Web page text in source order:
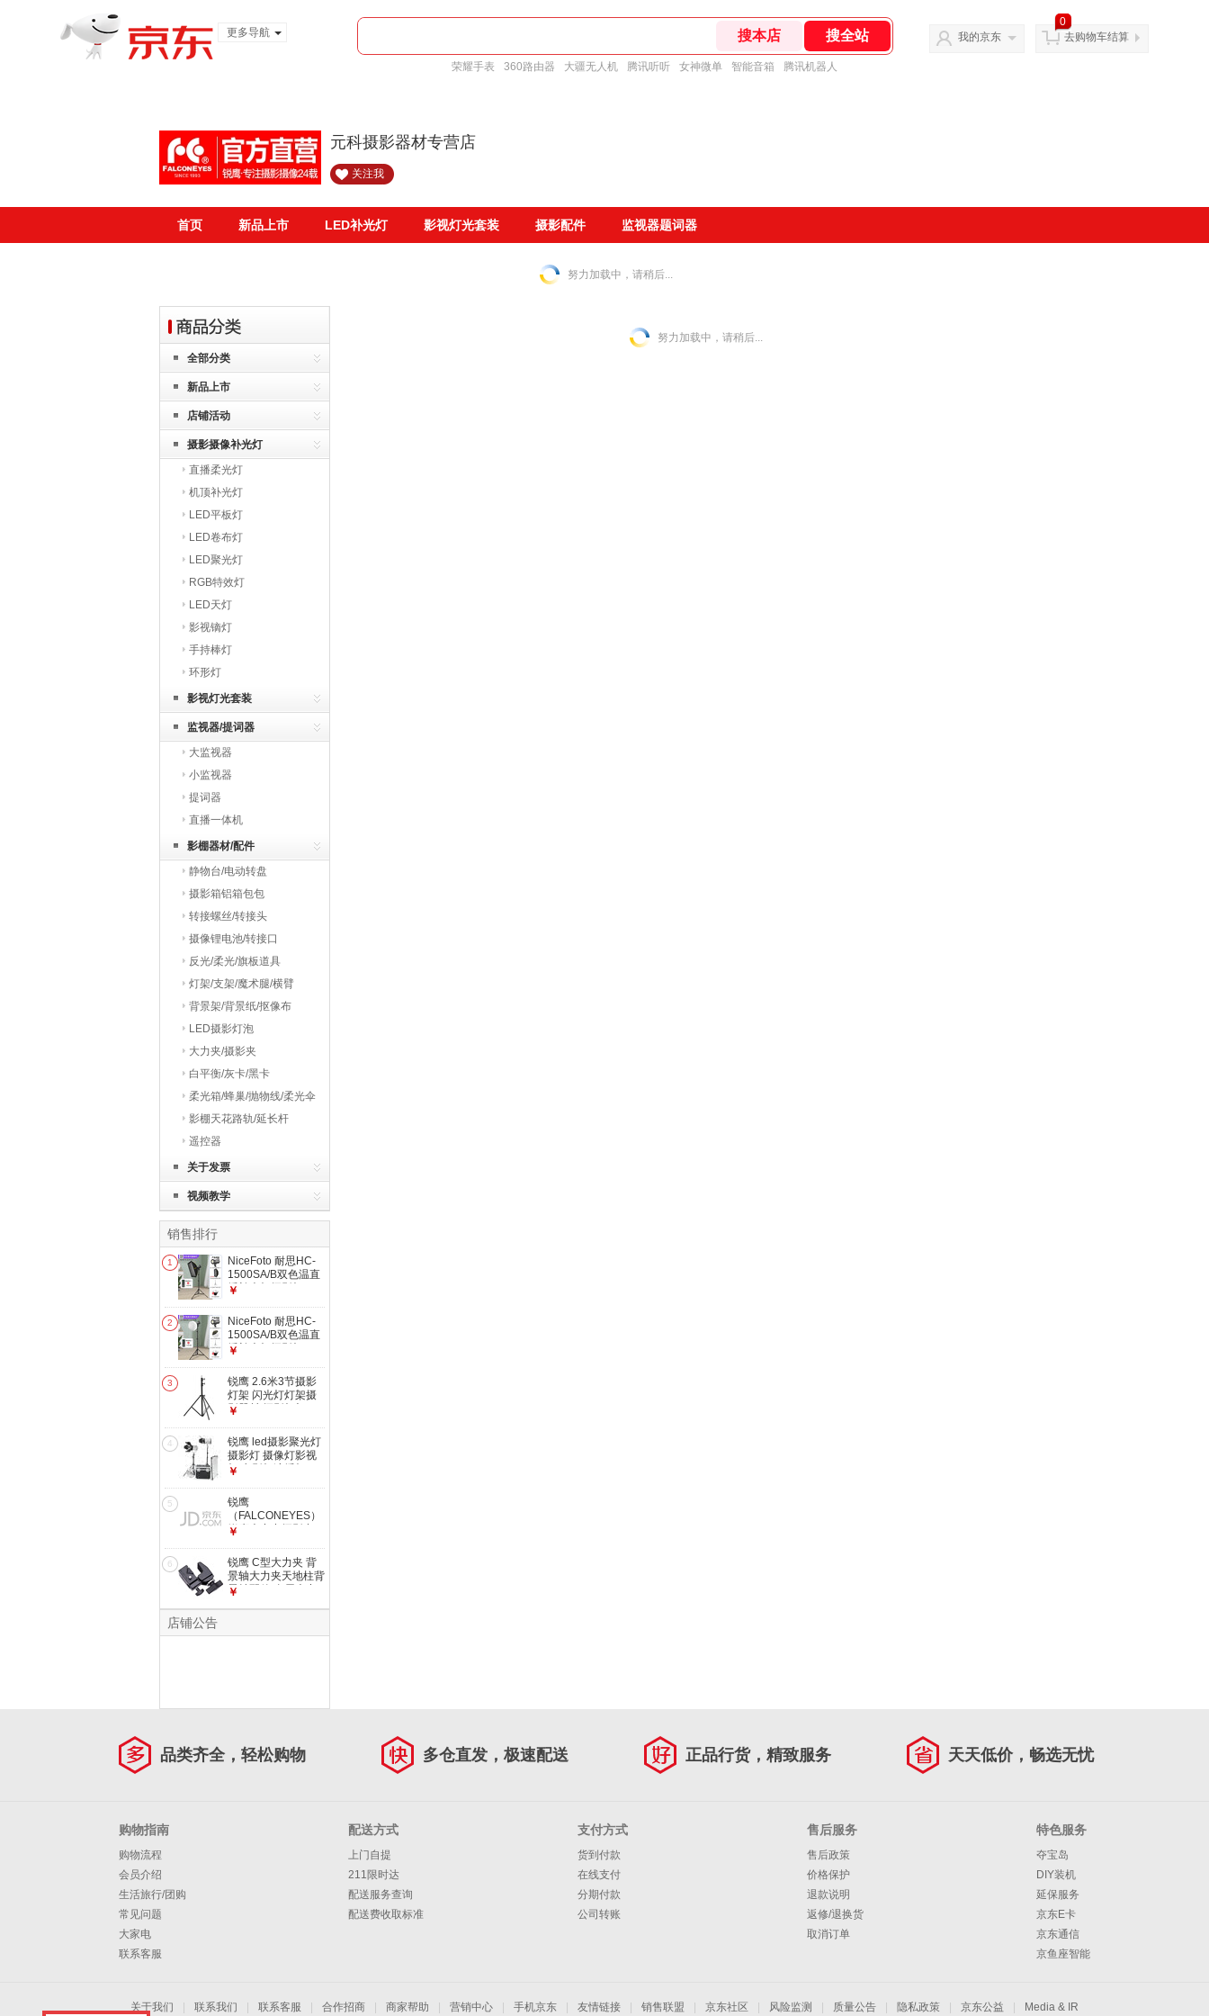
更多导航
荣耀手表 360路由器 大疆无人机 腾讯听听 女神微单 智能音箱 腾讯机器人
我的京东
0
去购物车结算
元科摄影器材专营店
关注我
首页 新品上市 LED补光灯 影视灯光套装 摄影配件 监视器题词器
努力加载中，请稍后...
全部分类
新品上市
店铺活动
摄影摄像补光灯
直播柔光灯
机顶补光灯
LED平板灯
LED卷布灯
LED聚光灯
RGB特效灯
LED天灯
影视镝灯
手持棒灯
环形灯
影视灯光套装
监视器/提词器
大监视器
小监视器
提词器
直播一体机
影棚器材/配件
静物台/电动转盘
摄影箱铝箱包包
转接螺丝/转接头
摄像锂电池/转接口
反光/柔光/旗板道具
灯架/支架/魔术腿/横臂
背景架/背景纸/抠像布
LED摄影灯泡
大力夹/摄影夹
白平衡/灰卡/黑卡
柔光箱/蜂巢/抛物线/柔光伞
影棚天花路轨/延长杆
遥控器
关于发票
视频教学
销售排行
1
NiceFoto 耐思HC-
1500SA/B双色温直
播补光灯摄影灯
led柔光灯太阳灯影
视灯美颜灯影棚视频
灯 【白光】单灯套
2：格栅方形柔光箱
￥
2
NiceFoto 耐思HC-
1500SA/B双色温直
播补光灯摄影灯
led柔光灯太阳灯影
视灯美颜灯影棚视频
灯 【白光】单灯套
5：球形柔光罩
￥
3
锐鹰 2.6米3节摄影
灯架 闪光灯灯架摄
影器材 摄影灯架i-
￥
4
锐鹰 led摄影聚光灯
摄影灯 摄像灯影视
灯 电影灯演播灯
套装
￥
5
锐鹰
（FALCONEYES）
锐鹰大力夹摄影夹
靴座大力夹 大力钳
CL-CLiP5
￥
6
锐鹰 C型大力夹 背
景轴大力夹天地柱背
景轴配件 金属大力
￥
店铺公告
努力加载中，请稍后...
品类齐全，轻松购物 多仓直发，极速配送 正品行货，精致服务 天天低价，畅选无忧
购物指南
购物流程
会员介绍
生活旅行/团购
常见问题
大家电
联系客服
配送方式
上门自提
211限时达
配送服务查询
配送费收取标准
支付方式
货到付款
在线支付
分期付款
公司转账
售后服务
售后政策
价格保护
退款说明
返修/退换货
取消订单
特色服务
夺宝岛
DIY装机
延保服务
京东E卡
京东通信
京鱼座智能
关于我们 联系我们 联系客服 合作招商 商家帮助 营销中心 手机京东 友情链接 销售联盟 京东社区 风险监测 质量公告 隐私政策 京东公益 Media & IR